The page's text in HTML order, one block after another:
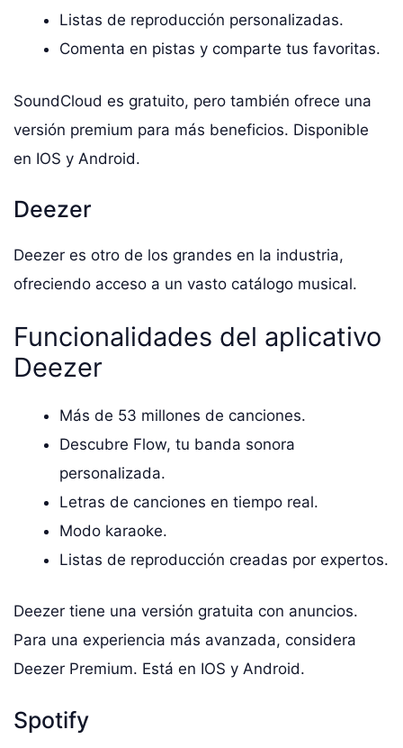
Listas de reproducción personalizadas.
Comenta en pistas y comparte tus favoritas.
SoundCloud es gratuito, pero también ofrece una
versión premium para más beneficios. Disponible
en IOS y Android.
Deezer
Deezer es otro de los grandes en la industria,
ofreciendo acceso a un vasto catálogo musical.
Funcionalidades del aplicativo
Deezer
Más de 53 millones de canciones.
Descubre Flow, tu banda sonora
personalizada.
Letras de canciones en tiempo real.
Modo karaoke.
Listas de reproducción creadas por expertos.
Deezer tiene una versión gratuita con anuncios.
Para una experiencia más avanzada, considera
Deezer Premium. Está en IOS y Android.
Spotify